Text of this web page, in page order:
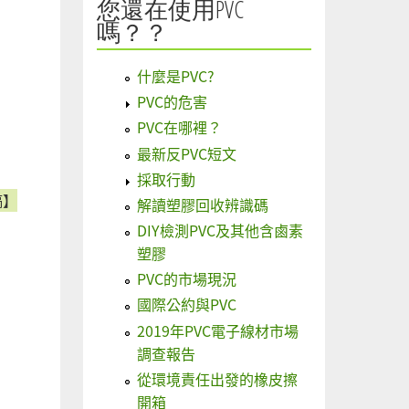
您還在使用PVC
嗎？？
什麼是PVC?
PVC的危害
PVC在哪裡？
最新反PVC短文
採取行動
解讀塑膠回收辨識碼
DIY檢測PVC及其他含鹵素
塑膠
PVC的市場現況
國際公約與PVC
2019年PVC電子線材市場
調查報告
從環境責任出發的橡皮擦
開箱